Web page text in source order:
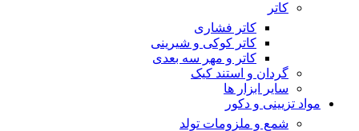
کاتر
کاتر فشاری
کاتر کوکی و شیرینی
کاتر و مهر سه بعدی
گردان و استند کیک
سایر ابزار ها
مواد تزیینی و دکور
شمع و ملزومات تولد